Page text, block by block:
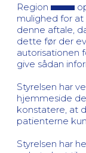
Region
mulighed for
denne aftale,
dette før der
autorisationen
give sådan
Styrelsen har
hjemmeside
konstatere, at
patienterne
Styrelsen har